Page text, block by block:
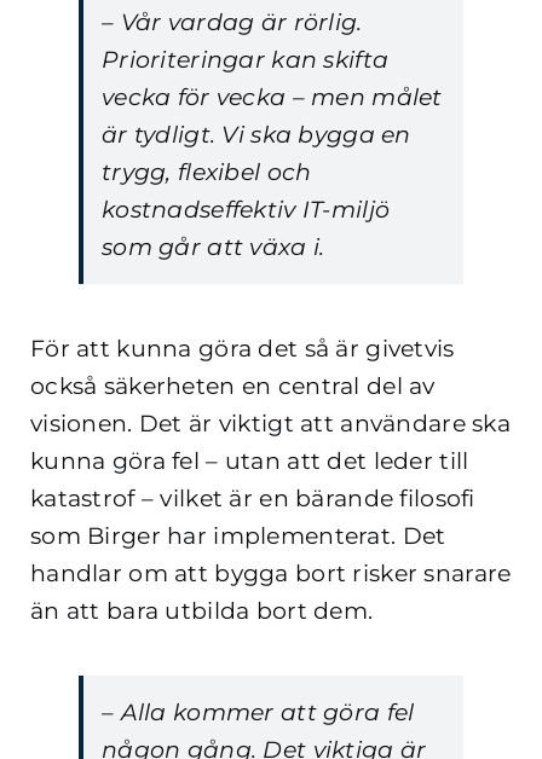
– Vår vardag är rörlig.
Prioriteringar kan skifta
vecka för vecka – men målet
är tydligt. Vi ska bygga en
trygg, flexibel och
kostnadseffektiv IT-miljö
som går att växa i.
För att kunna göra det så är givetvis
också säkerheten en central del av
visionen. Det är viktigt att användare ska
kunna göra fel – utan att det leder till
katastrof – vilket är en bärande filosofi
som Birger har implementerat. Det
handlar om att bygga bort risker snarare
än att bara utbilda bort dem.
– Alla kommer att göra fel
någon gång. Det viktiga är